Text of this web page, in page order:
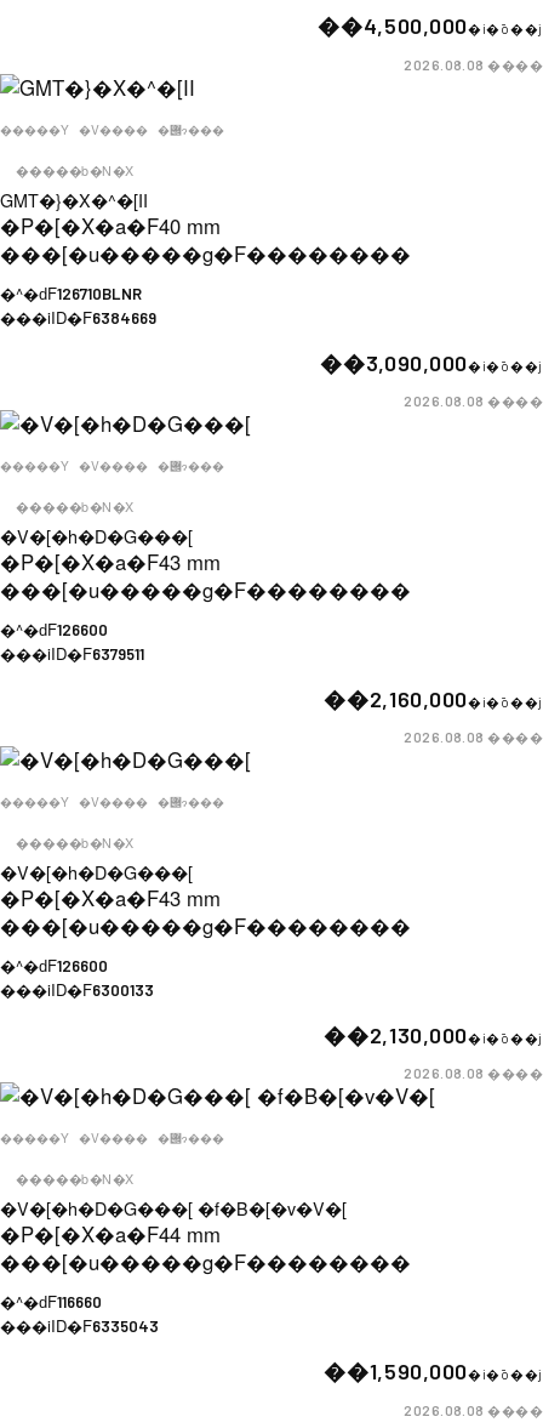
��4,500,000�i�ō��j
2026.08.08����
�����Y �V���� �݌ɂ���
�����b�N�X
GMT�}�X�^�[II
�P�[�X�a�F40 mm
���[�u�����g�F��������
�^�ԁF126710BLNR
���iID�F6384669
��3,090,000�i�ō��j
2026.08.08����
�����Y �V���� �݌ɂ���
�����b�N�X
�V�[�h�D�G���[
�P�[�X�a�F43 mm
���[�u�����g�F��������
�^�ԁF126600
���iID�F6379511
��2,160,000�i�ō��j
2026.08.08����
�����Y �V���� �݌ɂ���
�����b�N�X
�V�[�h�D�G���[
�P�[�X�a�F43 mm
���[�u�����g�F��������
�^�ԁF126600
���iID�F6300133
��2,130,000�i�ō��j
2026.08.08����
�����Y �V���� �݌ɂ���
�����b�N�X
�V�[�h�D�G���[ �f�B�[�v�V�[
�P�[�X�a�F44 mm
���[�u�����g�F��������
�^�ԁF116660
���iID�F6335043
��1,590,000�i�ō��j
2026.08.08����